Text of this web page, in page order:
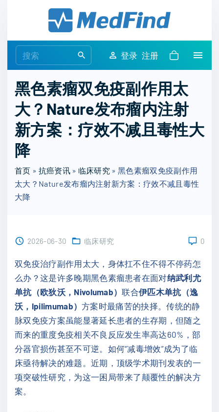
e
r
c
h
f
:
登录 注册
黑色素瘤双免疫副作用太
大？Nature发布瘤内注射
新方案：疗效不减且毒性大
降
首页 » 抗癌资讯» 临床研究 »黑色素瘤双免疫副作用
太大？Nature发布瘤内注射新方案：疗效不减且毒性
大降
2026-06-30 临床研究 0
双免疫治疗副作用太大，身体扛不住不得不停药怎
么办？这是许多晚期黑色素瘤患者在面对纳武利尤
单抗（欧狄沃，Nivolumab）联合伊匹木单抗（逸
沃，Ipilimumab）方案时最痛苦的抉择。传统的静
脉双免疫方案虽能显著延长患者的生存期，但随之
而来的重度免疫相关不良反应发生率高达60%，部
分器官损伤甚至不可逆。如何“减毒增效”成为了临
床亟待解决的难题。近期，顶级学术期刊发表的一
项突破性研究，为这一困局带来了颠覆性的解决方
案。